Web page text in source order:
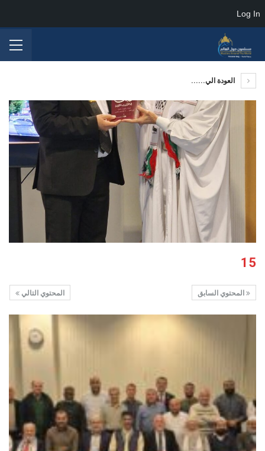
العودة الي......
15
المحتوي التالي المحتوي السابق
Log In